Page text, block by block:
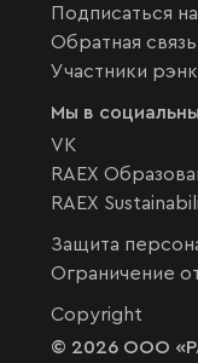
Подписаться
Обратная связь
Участники
Мы в
VK
RAEX
RAEX
Защита
Ограничение
Copyright
© 2026 ООО